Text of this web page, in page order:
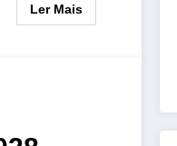
Ler Mais